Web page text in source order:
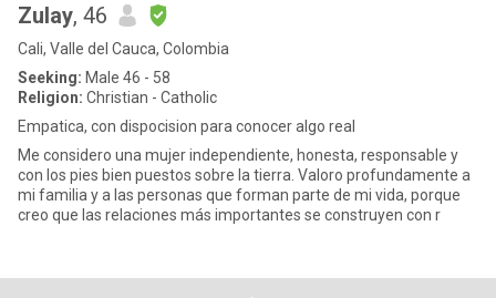
Zulay, 46
Cali, Valle del Cauca, Colombia
Seeking: Male 46 - 58
Religion: Christian - Catholic
Empatica, con dispocision para conocer algo real
Me considero una mujer independiente, honesta, responsable y
con los pies bien puestos sobre la tierra. Valoro profundamente a
mi familia y a las personas que forman parte de mi vida, porque
creo que las relaciones más importantes se construyen con r